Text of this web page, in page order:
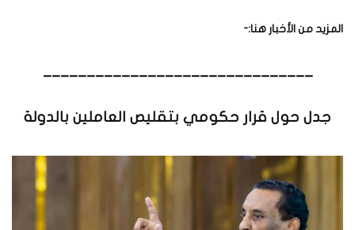
المزيد من الأخبار هنا:-
_______________________________
جدل حول قرار حكومي بتقليص العاملين بالدولة